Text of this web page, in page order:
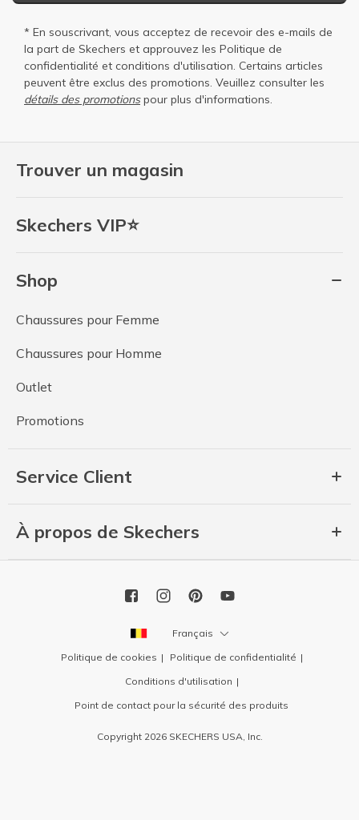
Trouver un magasin
Skechers VIP⭐
Shop
Chaussures pour Femme
Chaussures pour Homme
Outlet
Promotions
Service Client
À propos de Skechers
* En souscrivant, vous acceptez de recevoir des e-mails de
la part de Skechers et approuvez les Politique de
confidentialité et conditions d'utilisation. Certains articles
peuvent être exclus des promotions. Veuillez consulter les
détails des promotionspour plus d'informations.
Français
Politique de cookies
Politique de confidentialité
Conditions d'utilisation
Point de contact pour la sécurité des produits
Copyright 2026 SKECHERS USA, Inc.